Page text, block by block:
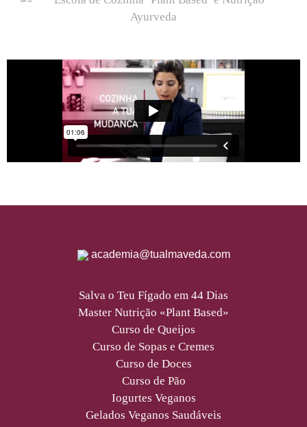
academia@tualmaveda.com
Salva o Teu Fígado em 44 Dias
Master Nutrição «Plant Based»
Curso de Queijos
Curso de Sopas e Cremes
Curso de Doces
Curso de Pão
Iogurtes Veganos
Gelados Veganos Saudáveis